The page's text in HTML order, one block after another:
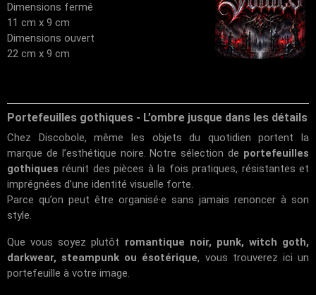
Dimensions fermé
11 cm x 9 cm
Dimensions ouvert
22 cm x 9 cm
Portefeuilles gothiques - L’ombre jusque dans les détails
Chez Discobole, même les objets du quotidien portent la
marque de l’esthétique noire. Notre sélection de portefeuilles
gothiques réunit des pièces à la fois pratiques, résistantes et
imprégnées d’une identité visuelle forte.
Parce qu’on peut être organisé·e sans jamais renoncer à son
style.
Que vous soyez plutôt romantique noir, punk, witch goth,
darkwear, steampunk ou ésotérique, vous trouverez ici un
portefeuille à votre image.